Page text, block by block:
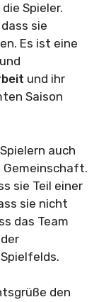
Spieler.
sie
Es ist eine
und
und ihr
Saison
auch
Gemeinschaft.
sie Teil einer
sie nicht
das Team
den